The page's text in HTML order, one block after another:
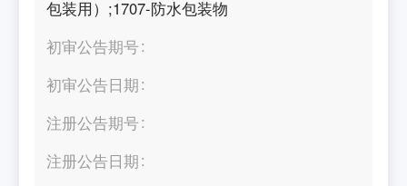
包装用）;1707-防水包装物
初审公告期号
初审公告日期
注册公告期号
注册公告日期